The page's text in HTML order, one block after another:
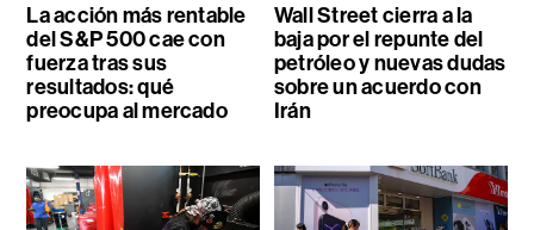
La acción más rentable
del S&P 500 cae con
fuerza tras sus
resultados: qué
preocupa al mercado
Wall Street cierra a la
baja por el repunte del
petróleo y nuevas dudas
sobre un acuerdo con
Irán